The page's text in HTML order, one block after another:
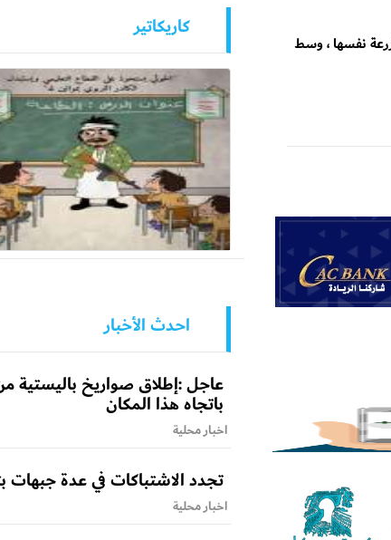
نفسها ، وسط
كاريكاتير
احدث الأخبار
عاجل :إطلاق صواريخ باليستية
باتجاه هذا المكان
اخبار محلية
تجدد الاشتباكات في عدة جبهات
اخبار محلية